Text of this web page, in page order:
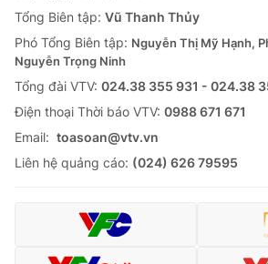
Tổng Biên tập: Vũ Thanh Thủy
Phó Tổng Biên tập: Nguyễn Thị Mỹ Hạnh,
Nguyễn Trọng Ninh
Tổng đài VTV: 024.38 355 931 - 024.38
Ðiện thoại Thời báo VTV: 0988 671 671
Email: toasoan@vtv.vn
Liên hệ quảng cáo: (024) 626 79595